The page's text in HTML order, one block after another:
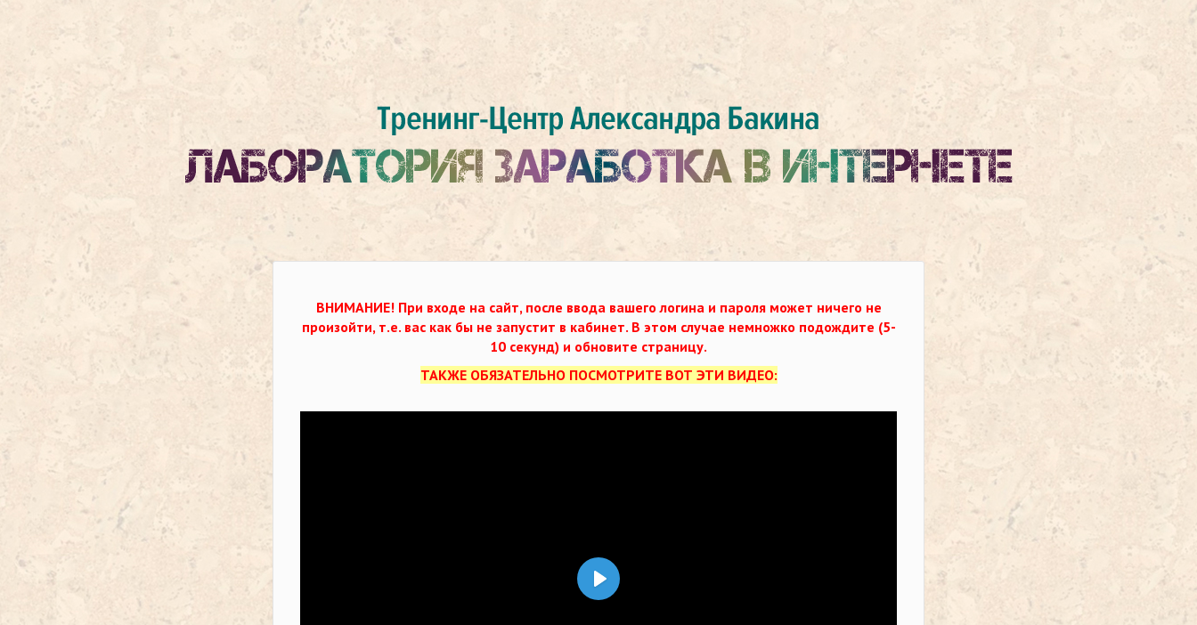
ВНИМАНИЕ! При входе на сайт, после ввода вашего логина и пароля может ничего не
произойти, т.е. вас как бы не запустит в кабинет. В этом случае немножко подождите (5-
10 секунд) и обновите страницу.
ТАКЖЕ ОБЯЗАТЕЛЬНО ПОСМОТРИТЕ ВОТ ЭТИ ВИДЕО:
Воспроизвести